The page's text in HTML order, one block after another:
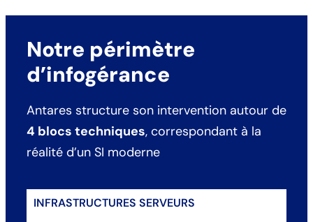
Notre périmètre
d’infogérance
Antares structure son intervention autour de
4 blocs techniques, correspondant à la
réalité d’un SI moderne
INFRASTRUCTURES SERVEURS